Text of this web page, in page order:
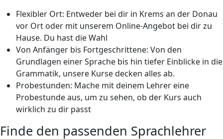
Flexibler Ort: Entweder bei dir in Krems an der Donau
vor Ort oder mit unserem Online-Angebot bei dir zu
Hause. Du hast die Wahl
Von Anfänger bis Fortgeschrittene: Von den
Grundlagen einer Sprache bis hin tiefer Einblicke in die
Grammatik, unsere Kurse decken alles ab.
Probestunden: Mache mit deinem Lehrer eine
Probestunde aus, um zu sehen, ob der Kurs auch
wirklich zu dir passt
Finde den passenden Sprachlehrer